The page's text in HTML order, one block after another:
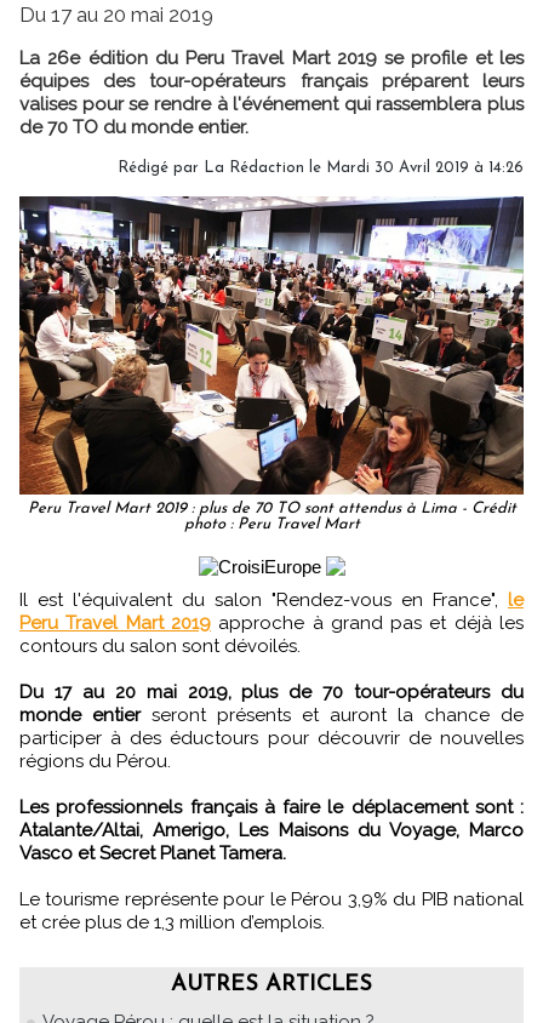
Du 17 au 20 mai 2019
La 26e édition du Peru Travel Mart 2019 se profile et les
équipes des tour-opérateurs français préparent leurs
valises pour se rendre à l'événement qui rassemblera plus
de 70 TO du monde entier.
Rédigé par La Rédaction le Mardi 30 Avril 2019 à 14:26
Peru Travel Mart 2019 : plus de 70 TO sont attendus à Lima - Crédit
photo : Peru Travel Mart
Il est l'équivalent du salon "Rendez-vous en France", le
Peru Travel Mart 2019approche à grand pas et déjà les
contours du salon sont dévoilés.
Du 17 au 20 mai 2019, plus de 70 tour-opérateurs du
monde entierseront présents et auront la chance de
participer à des éductours pour découvrir de nouvelles
régions du Pérou.
Les professionnels français à faire le déplacement sont :
Atalante/Altai, Amerigo, Les Maisons du Voyage, Marco
Vasco et Secret Planet Tamera.
Le tourisme représente pour le Pérou 3,9% du PIB national
et crée plus de 1,3 million d’emplois.
AUTRES ARTICLES